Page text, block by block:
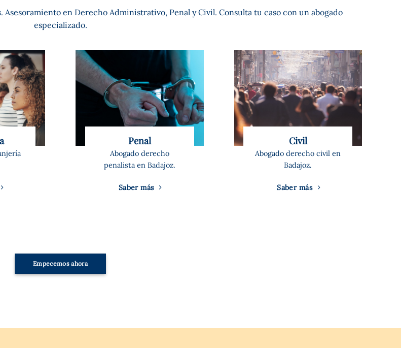
en Derecho Administrativo, Penal y Civil. Consulta tu caso con un abogado
especializado.
Penal
Abogado derecho
penalista en Badajoz.
Saber más
Civil
Abogado derecho civil en
Badajoz.
Saber más
Empecemos ahora